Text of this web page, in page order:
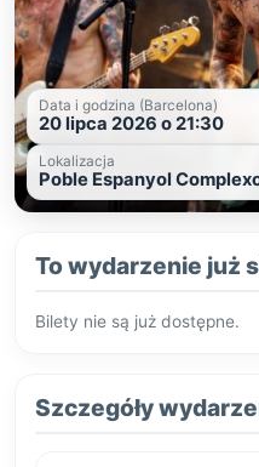
Data i godzina (Barcelona)
20 lipca 2026 o 21:30
Lokalizacja
Poble Espanyol
To wydarzenie już
Bilety nie są już dostępne.
Szczegóły